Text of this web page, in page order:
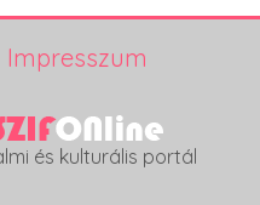
Impresszum
és kulturális portál